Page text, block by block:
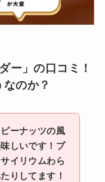
ー」の口コミ！
のか？
ーナッツの風
しいです！プ
イリウムわら
りしてます！